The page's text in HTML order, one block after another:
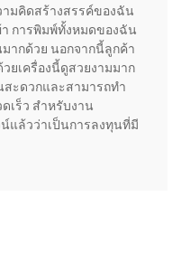
ามคิดสร้างสรรค์ของฉัน
า การพิมพ์ทั้งหมดของฉัน
ากด้วย นอกจากนี้ลูกค้า
ยเครื่องนี้ดูสวยงามมาก
สะดวกและสามารถทำ
เร็ว สำหรับงาน
แล้วว่าเป็นการลงทุนที่มี